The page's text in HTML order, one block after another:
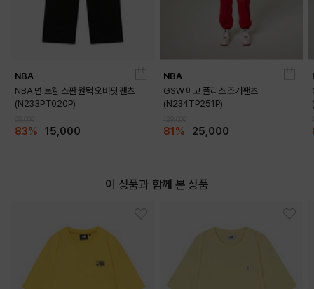
NBA
NBA 면 트윌 스판 원턱 오버핏 팬츠
(N233PT020P)
83% 15,000
NBA
GSW 에코 플리스 조거팬츠
(N234TP251P)
81% 25,000
이 상품과 함께 본 상품